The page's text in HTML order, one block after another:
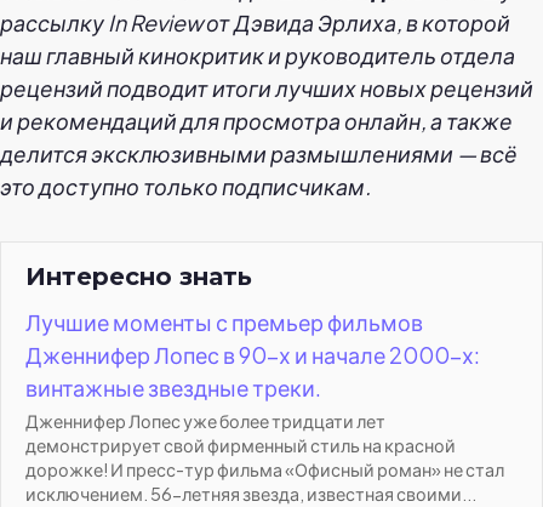
рассылку In Review от Дэвида Эрлиха, в которой
наш главный кинокритик и руководитель отдела
рецензий подводит итоги лучших новых рецензий
и рекомендаций для просмотра онлайн, а также
делится эксклюзивными размышлениями — всё
это доступно только подписчикам.
Интересно знать
Лучшие моменты с премьер фильмов
Дженнифер Лопес в 90-х и начале 2000-х:
винтажные звездные треки.
Дженнифер Лопес уже более тридцати лет
демонстрирует свой фирменный стиль на красной
дорожке! И пресс-тур фильма «Офисный роман» не стал
исключением. 56-летняя звезда, известная своими...